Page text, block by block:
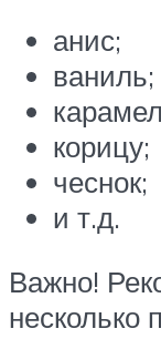
анис;
ваниль;
корицу;
чеснок;
и т.д.
Важно!
несколько